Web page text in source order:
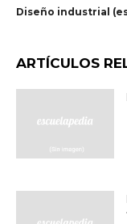
Diseño industrial
ARTÍCULOS